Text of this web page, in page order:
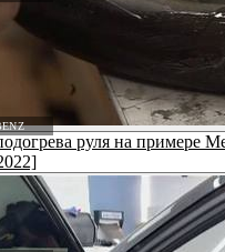
руля на примере